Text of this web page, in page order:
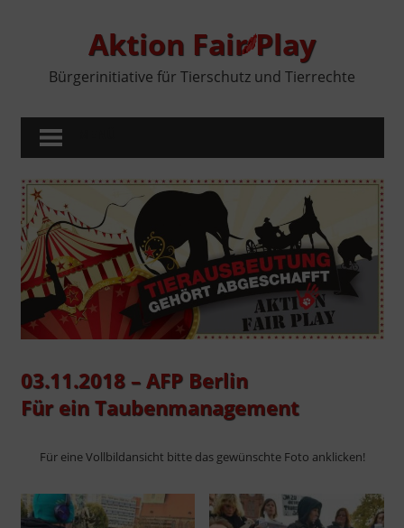
Aktion Fair Play
Bürgerinitiative für Tierschutz und Tierrechte
03.11.2018 – AFP Berlin
Für ein Taubenmanagement
Für eine Vollbildansicht bitte das gewünschte Foto anklicken!